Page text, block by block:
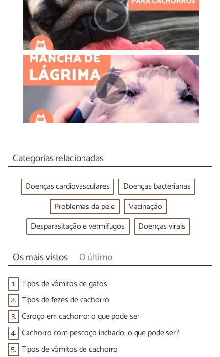
Categorias relacionadas
Doenças cardiovasculares
Doenças bacterianas
Problemas da pele
Vacinação
Desparasitação e vermífugos
Doenças virais
Os mais vistos O último
1. Tipos de vômitos de gatos
2. Tipos de fezes de cachorro
3. Caroço em cachorro: o que pode ser
4. Cachorro com pescoço inchado, o que pode ser?
5. Tipos de vômitos de cachorro